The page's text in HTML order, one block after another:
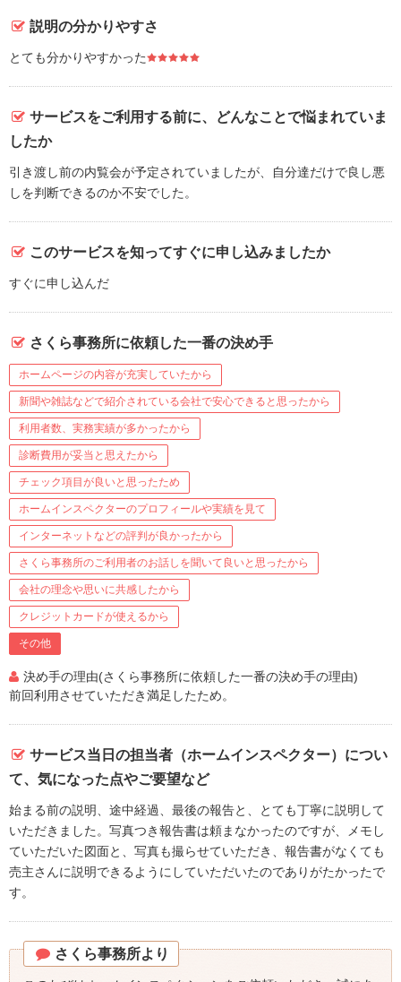
説明の分かりやすさ
とても分かりやすかった
サービスをご利用する前に、どんなことで悩まれていま
したか
引き渡し前の内覧会が予定されていましたが、自分達だけで良し悪
しを判断できるのか不安でした。
このサービスを知ってすぐに申し込みましたか
すぐに申し込んだ
さくら事務所に依頼した一番の決め手
ホームページの内容が充実していたから
新聞や雑誌などで紹介されている会社で安心できると思ったから
利用者数、実務実績が多かったから
診断費用が妥当と思えたから
チェック項目が良いと思ったため
ホームインスペクターのプロフィールや実績を見て
インターネットなどの評判が良かったから
さくら事務所のご利用者のお話しを聞いて良いと思ったから
会社の理念や思いに共感したから
クレジットカードが使えるから
その他
決め手の理由(さくら事務所に依頼した一番の決め手の理由)
前回利用させていただき満足したため。
サービス当日の担当者（ホームインスペクター）につい
て、気になった点やご要望など
始まる前の説明、途中経過、最後の報告と、とても丁寧に説明して
いただきました。写真つき報告書は頼まなかったのですが、メモし
ていただいた図面と、写真も撮らせていただき、報告書がなくても
売主さんに説明できるようにしていただいたのでありがたかったで
す。
さくら事務所より